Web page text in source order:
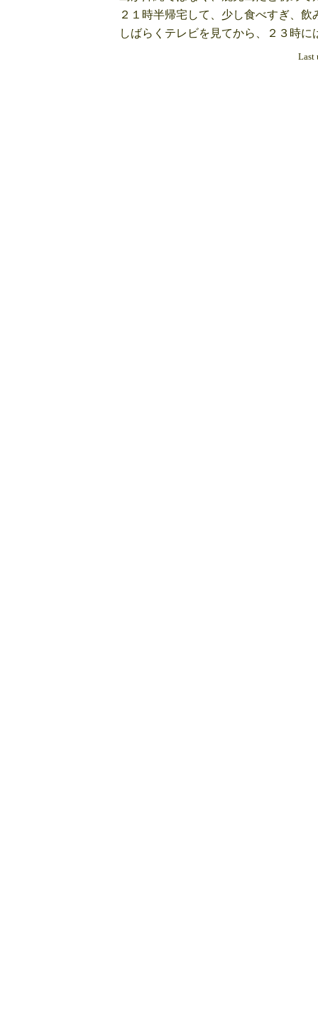
２１時半帰宅して、少し食べすぎ、飲
しばらくテレビを見てから、２３時に
Last